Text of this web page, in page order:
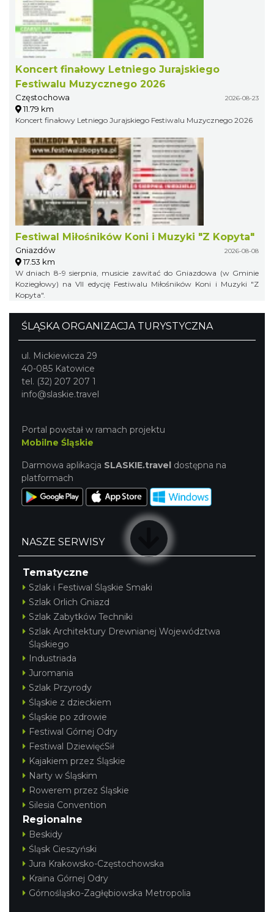
Koncert finałowy Letniego Jurajskiego
Festiwalu Muzycznego 2026
Częstochowa 2026-08-23
11.79 km
Koncert finałowy Letniego Jurajskiego Festiwalu Muzycznego 2026
Festiwal Miłośników Koni i Muzyki "Z Kopyta"
Gniazdów 2026-08-08
17.53 km
W dniach 8-9 sierpnia, musicie zawitać do Gniazdowa (w Gminie
Koziegłowy) na VII edycję Festiwalu Miłośników Koni i Muzyki "Z
Kopyta".
ŚLĄSKA ORGANIZACJA TURYSTYCZNA
ul. Mickiewicza 29
40-085 Katowice
tel. (32) 207 207 1
info@slaskie.travel
Portal powstał w ramach projektu
Mobilne Śląskie
Darmowa aplikacja SLASKIE.travel dostępna na
platformach
NASZE SERWISY
Tematyczne
Szlak i Festiwal Śląskie Smaki
Szlak Orlich Gniazd
Szlak Zabytków Techniki
Szlak Architektury Drewnianej Województwa
Śląskiego
Industriada
Juromania
Szlak Przyrody
Śląskie z dzieckiem
Śląskie po zdrowie
Festiwal Górnej Odry
Festiwal DziewięćSił
Kajakiem przez Śląskie
Narty w Śląskim
Rowerem przez Śląskie
Silesia Convention
Regionalne
Beskidy
Śląsk Cieszyński
Jura Krakowsko-Częstochowska
Kraina Górnej Odry
Górnośląsko-Zagłębiowska Metropolia